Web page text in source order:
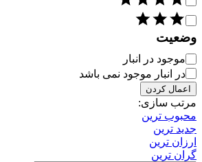
وضعیت
دسترسی
موجود در انبار
در انبار موجود نمی باشد
اعمال کردن
مرتب سازی:
محبوب ترین
جدید ترین
ارزان ترین
گران ترین